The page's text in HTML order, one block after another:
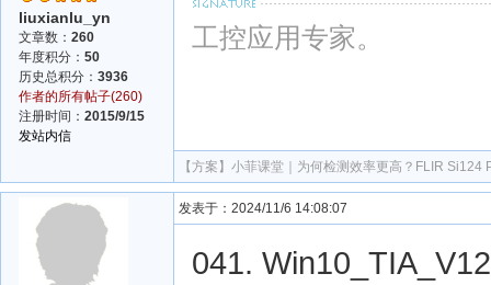
liuxianlu_yn
文章数： 260
年度积分： 50
历史总积分： 3936
作者的所有帖子(260)
注册时间： 2015/9/15
发站内信
工控应用专家。
【方案】 小菲课堂｜为何检测效率更高？FLIR Si124
发表于：2024/11/6 14:08:07
041.